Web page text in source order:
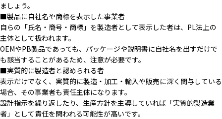
ましょう。
■製品に自社名や商標を表示した事業者
自らの「氏名・商号・商標」を製造者として表示した者は、PL法上の
主体として扱われます。
OEMやPB製品であっても、パッケージや説明書に自社名を出すだけで
も該当することがあるため、注意が必要です。
■実質的に製造者と認められる者
表示だけでなく、実質的に製造・加工・輸入や販売に深く関与している
場合、その事業者も責任主体になります。
設計指示を繰り返したり、生産方針を主導していれば「実質的製造業
者」として責任を問われる可能性が高いです。